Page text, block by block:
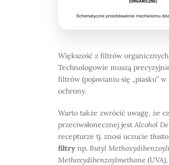
Większość z filtrów
Technologowie muszą
filtrów (pojawianiu się „piasku”
ochrony.
Warto także zwrócić uwagę, że
przeciwsłonecznej jest Alcohol
recepturze tj. znosi uczucie
filtry np. Butyl
Methoxydibenzoylmethane (UVA),